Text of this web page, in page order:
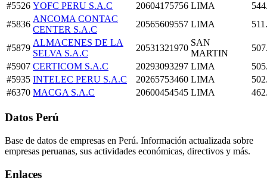
#5526 YOFC PERU S.A.C 20604175756 LIMA
#5836
ANCOMA CONTAC
CENTER S.A.C
20565609557 LIMA
#5879
ALMACENES DE LA
SELVA S.A.C
20531321970
SAN
MARTIN
#5907 CERTICOM S.A.C 20293093297 LIMA
#5935 INTELEC PERU S.A.C 20265753460 LIMA
#6370 MACGA S.A.C 20600454545 LIMA
Datos Perú
Base de datos de empresas en Perú. Información actualizada sobre
empresas peruanas, sus actividades económicas, directivos y más.
Enlaces